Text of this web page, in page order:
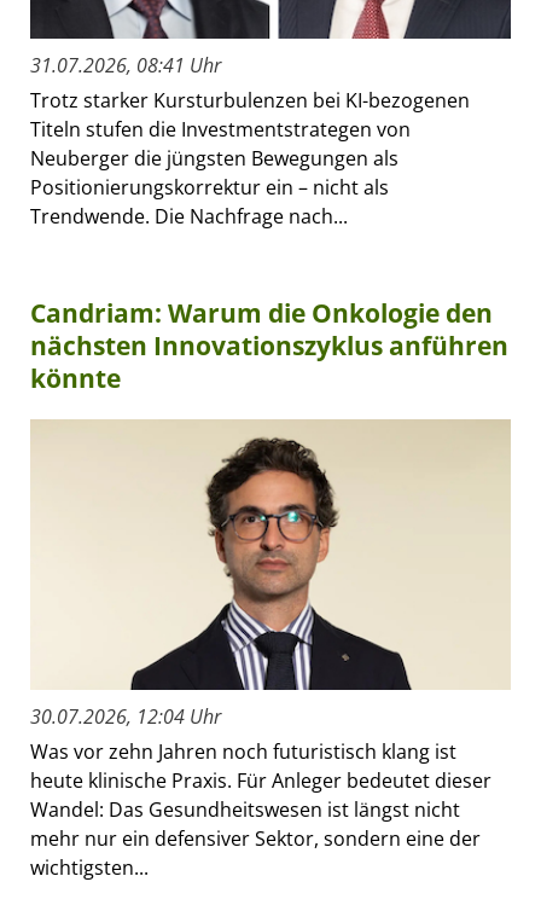
31.07.2026, 08:41 Uhr
Trotz starker Kursturbulenzen bei KI-bezogenen
Titeln stufen die Investmentstrategen von
Neuberger die jüngsten Bewegungen als
Positionierungskorrektur ein – nicht als
Trendwende. Die Nachfrage nach...
Candriam: Warum die Onkologie den
nächsten Innovationszyklus anführen
könnte
30.07.2026, 12:04 Uhr
Was vor zehn Jahren noch futuristisch klang ist
heute klinische Praxis. Für Anleger bedeutet dieser
Wandel: Das Gesundheitswesen ist längst nicht
mehr nur ein defensiver Sektor, sondern eine der
wichtigsten...